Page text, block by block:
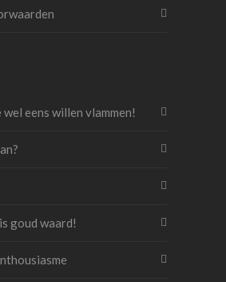
eens willen vlammen!
goud waard!